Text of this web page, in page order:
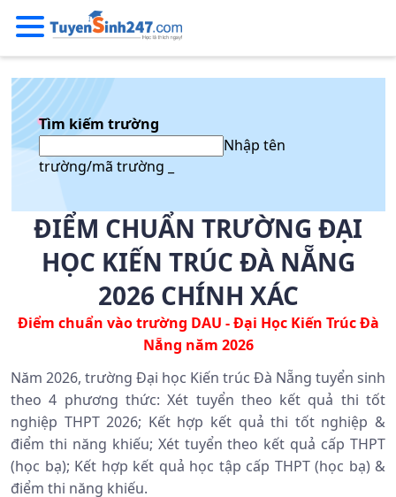
Tìm kiếm trường
Nhập tên
trường/mã trường _
ĐIỂM CHUẨN TRƯỜNG ĐẠI
HỌC KIẾN TRÚC ĐÀ NẴNG
2026 CHÍNH XÁC
Điểm chuẩn vào trường DAU -Đại Học Kiến Trúc Đà
Nẵng năm 2026
Năm 2026, trường Đại học Kiến trúc Đà Nẵng tuyển sinh
theo 4 phương thức: Xét tuyển theo kết quả thi tốt
nghiệp THPT 2026; Kết hợp kết quả thi tốt nghiệp &
điểm thi năng khiếu; Xét tuyển theo kết quả cấp THPT
(học bạ); Kết hợp kết quả học tập cấp THPT (học bạ) &
điểm thi năng khiếu.